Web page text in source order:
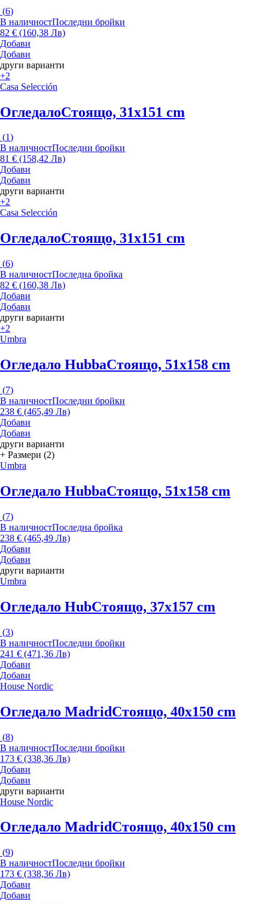
(6)
В наличностПоследни бройки
82 € (160,38 Лв)
Добави
Добави
други варианти
+2
Casa Selección
ОгледалоСтоящо, 31x151 cm
(1)
В наличностПоследни бройки
81 € (158,42 Лв)
Добави
Добави
други варианти
+2
Casa Selección
ОгледалоСтоящо, 31x151 cm
(6)
В наличностПоследна бройка
82 € (160,38 Лв)
Добави
Добави
други варианти
+2
Umbra
Огледало HubbaСтоящо, 51x158 cm
(7)
В наличностПоследни бройки
238 € (465,49 Лв)
Добави
Добави
други варианти
+ Размери (2)
Umbra
Огледало HubbaСтоящо, 51x158 cm
(7)
В наличностПоследна бройка
238 € (465,49 Лв)
Добави
Добави
други варианти
Umbra
Огледало HubСтоящо, 37x157 cm
(3)
В наличностПоследни бройки
241 € (471,36 Лв)
Добави
Добави
House Nordic
Огледало MadridСтоящо, 40x150 cm
(8)
В наличностПоследни бройки
173 € (338,36 Лв)
Добави
Добави
други варианти
House Nordic
Огледало MadridСтоящо, 40x150 cm
(9)
В наличностПоследни бройки
173 € (338,36 Лв)
Добави
Добави